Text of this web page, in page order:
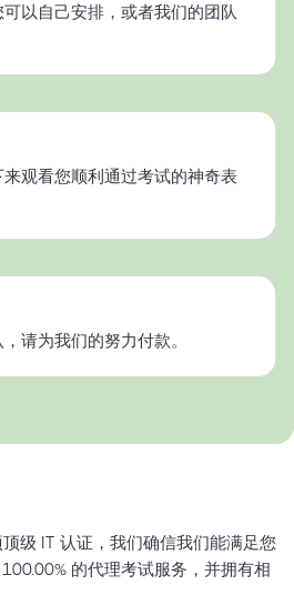
以自己安排，或者我们的团队
观看您顺利通过考试的神奇表
请为我们的努力付款。
级 IT 认证，我们确信我们能满足您
的代理考试服务，并拥有相